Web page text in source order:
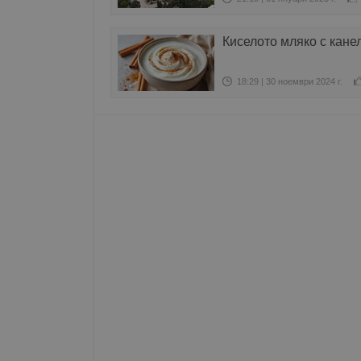
Киселото мляко с
18:29 | 30 ноември 2024 г.